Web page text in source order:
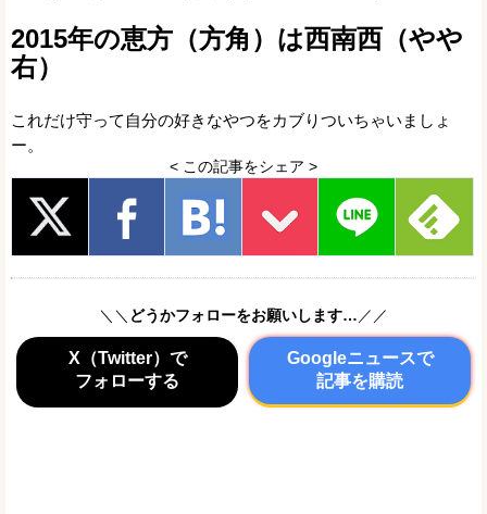
2015年の恵方（方角）は西南西（やや
右）
これだけ守って自分の好きなやつをカブりついちゃいましょ
ー。
< この記事をシェア >
＼＼ どうかフォローをお願いします… ／／
X（Twitter）で
フォローする
Googleニュースで
記事を購読